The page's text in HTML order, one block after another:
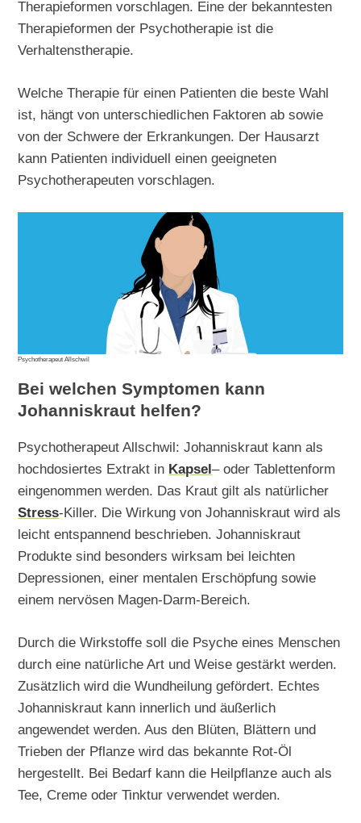
Therapieformen vorschlagen. Eine der bekanntesten
Therapieformen der Psychotherapie ist die
Verhaltenstherapie.
Welche Therapie für einen Patienten die beste Wahl
ist, hängt von unterschiedlichen Faktoren ab sowie
von der Schwere der Erkrankungen. Der Hausarzt
kann Patienten individuell einen geeigneten
Psychotherapeuten vorschlagen.
Psychotherapeut Allschwil
Bei welchen Symptomen kann
Johanniskraut helfen?
Psychotherapeut Allschwil: Johanniskraut kann als
hochdosiertes Extrakt in Kapsel– oder Tablettenform
eingenommen werden. Das Kraut gilt als natürlicher
Stress-Killer. Die Wirkung von Johanniskraut wird als
leicht entspannend beschrieben. Johanniskraut
Produkte sind besonders wirksam bei leichten
Depressionen, einer mentalen Erschöpfung sowie
einem nervösen Magen-Darm-Bereich.
Durch die Wirkstoffe soll die Psyche eines Menschen
durch eine natürliche Art und Weise gestärkt werden.
Zusätzlich wird die Wundheilung gefördert. Echtes
Johanniskraut kann innerlich und äußerlich
angewendet werden. Aus den Blüten, Blättern und
Trieben der Pflanze wird das bekannte Rot-Öl
hergestellt. Bei Bedarf kann die Heilpflanze auch als
Tee, Creme oder Tinktur verwendet werden.